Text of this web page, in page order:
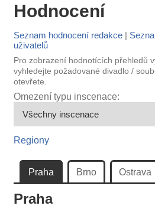
Hodnocení
Seznam hodnocení redakce |
uživatelů
Pro zobrazení hodnotících přehledů
vyhledejte požadované divadlo /
otevřete.
Omezení typu inscenace:
Regiony
Praha Brno Ostrava
Praha